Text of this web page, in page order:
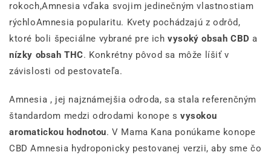
rokoch,Amnesia vďaka svojim jedinečným vlastnostiam
rýchloAmnesia popularitu. Kvety pochádzajú z odrôd,
ktoré boli špeciálne vybrané pre ichvysoký obsah CBD a
nízky obsah THC. Konkrétny pôvod sa môže líšiť v
závislosti od pestovateľa.
Amnesia , jej najznámejšia odroda, sa stala referenčným
štandardom medzi odrodami konope s vysokou
aromatickou hodnotou. V Mama Kana ponúkame konope
CBD Amnesia hydroponicky pestovanej verzii, aby sme čo